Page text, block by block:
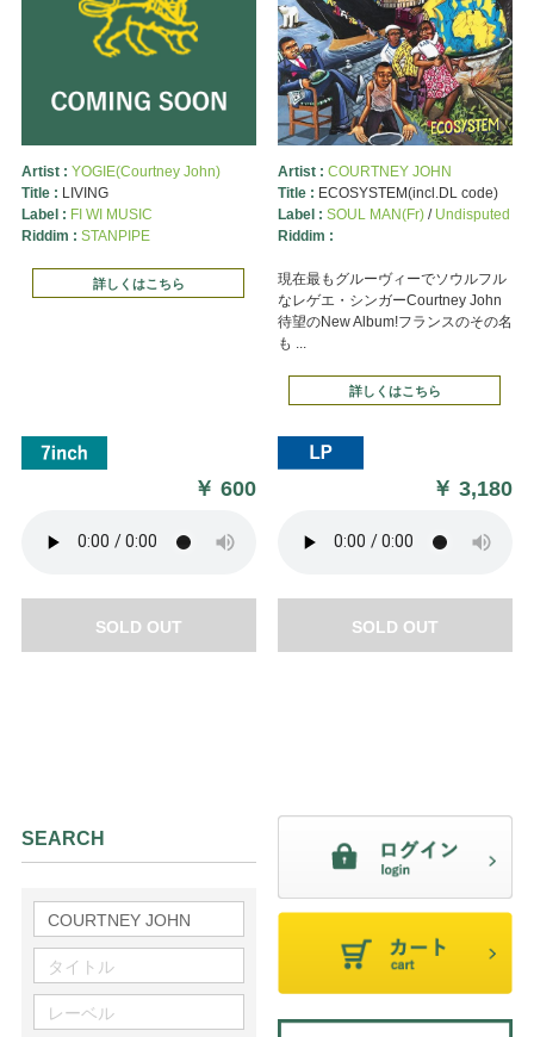
Artist : YOGIE(Courtney John)
Title : LIVING
Label : FI WI MUSIC
Riddim : STANPIPE
詳しくはこちら
￥600
SOLD OUT
Artist : COURTNEY JOHN
Title : ECOSYSTEM(incl.DL code)
Label : SOUL MAN(Fr)/ Undisputed
Riddim :
現在最もグルーヴィーでソウルフル
なレゲエ・シンガーCourtney John
待望のNew Album!フランスのその名
も ...
詳しくはこちら
￥3,180
SOLD OUT
SEARCH